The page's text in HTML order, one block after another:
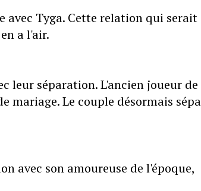
avec Tyga. Cette relation qui serait
a l'air.
leur séparation. L'ancien joueur
mariage. Le couple désormais
avec son amoureuse de l'époque,